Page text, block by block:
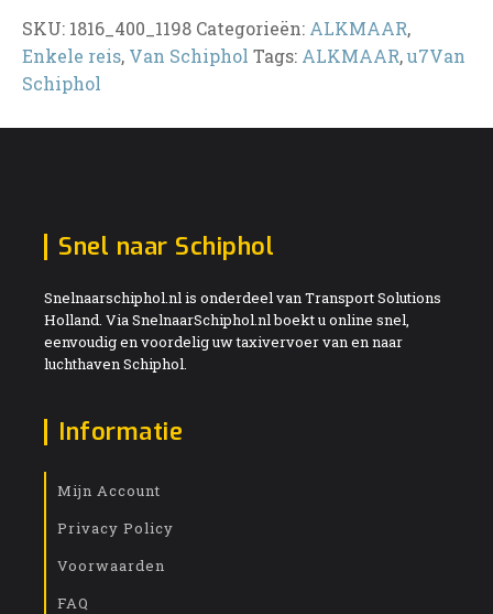
SKU: 1816_400_1198 Categorieën: ALKMAAR,
Enkele reis, Van Schiphol Tags: ALKMAAR,u7Van
Schiphol
Snel naar Schiphol
Snelnaarschiphol.nl is onderdeel van Transport Solutions
Holland. Via SnelnaarSchiphol.nl boekt u online snel,
eenvoudig en voordelig uw taxivervoer van en naar
luchthaven Schiphol.
Informatie
Mijn Account
Privacy Policy
Voorwaarden
FAQ